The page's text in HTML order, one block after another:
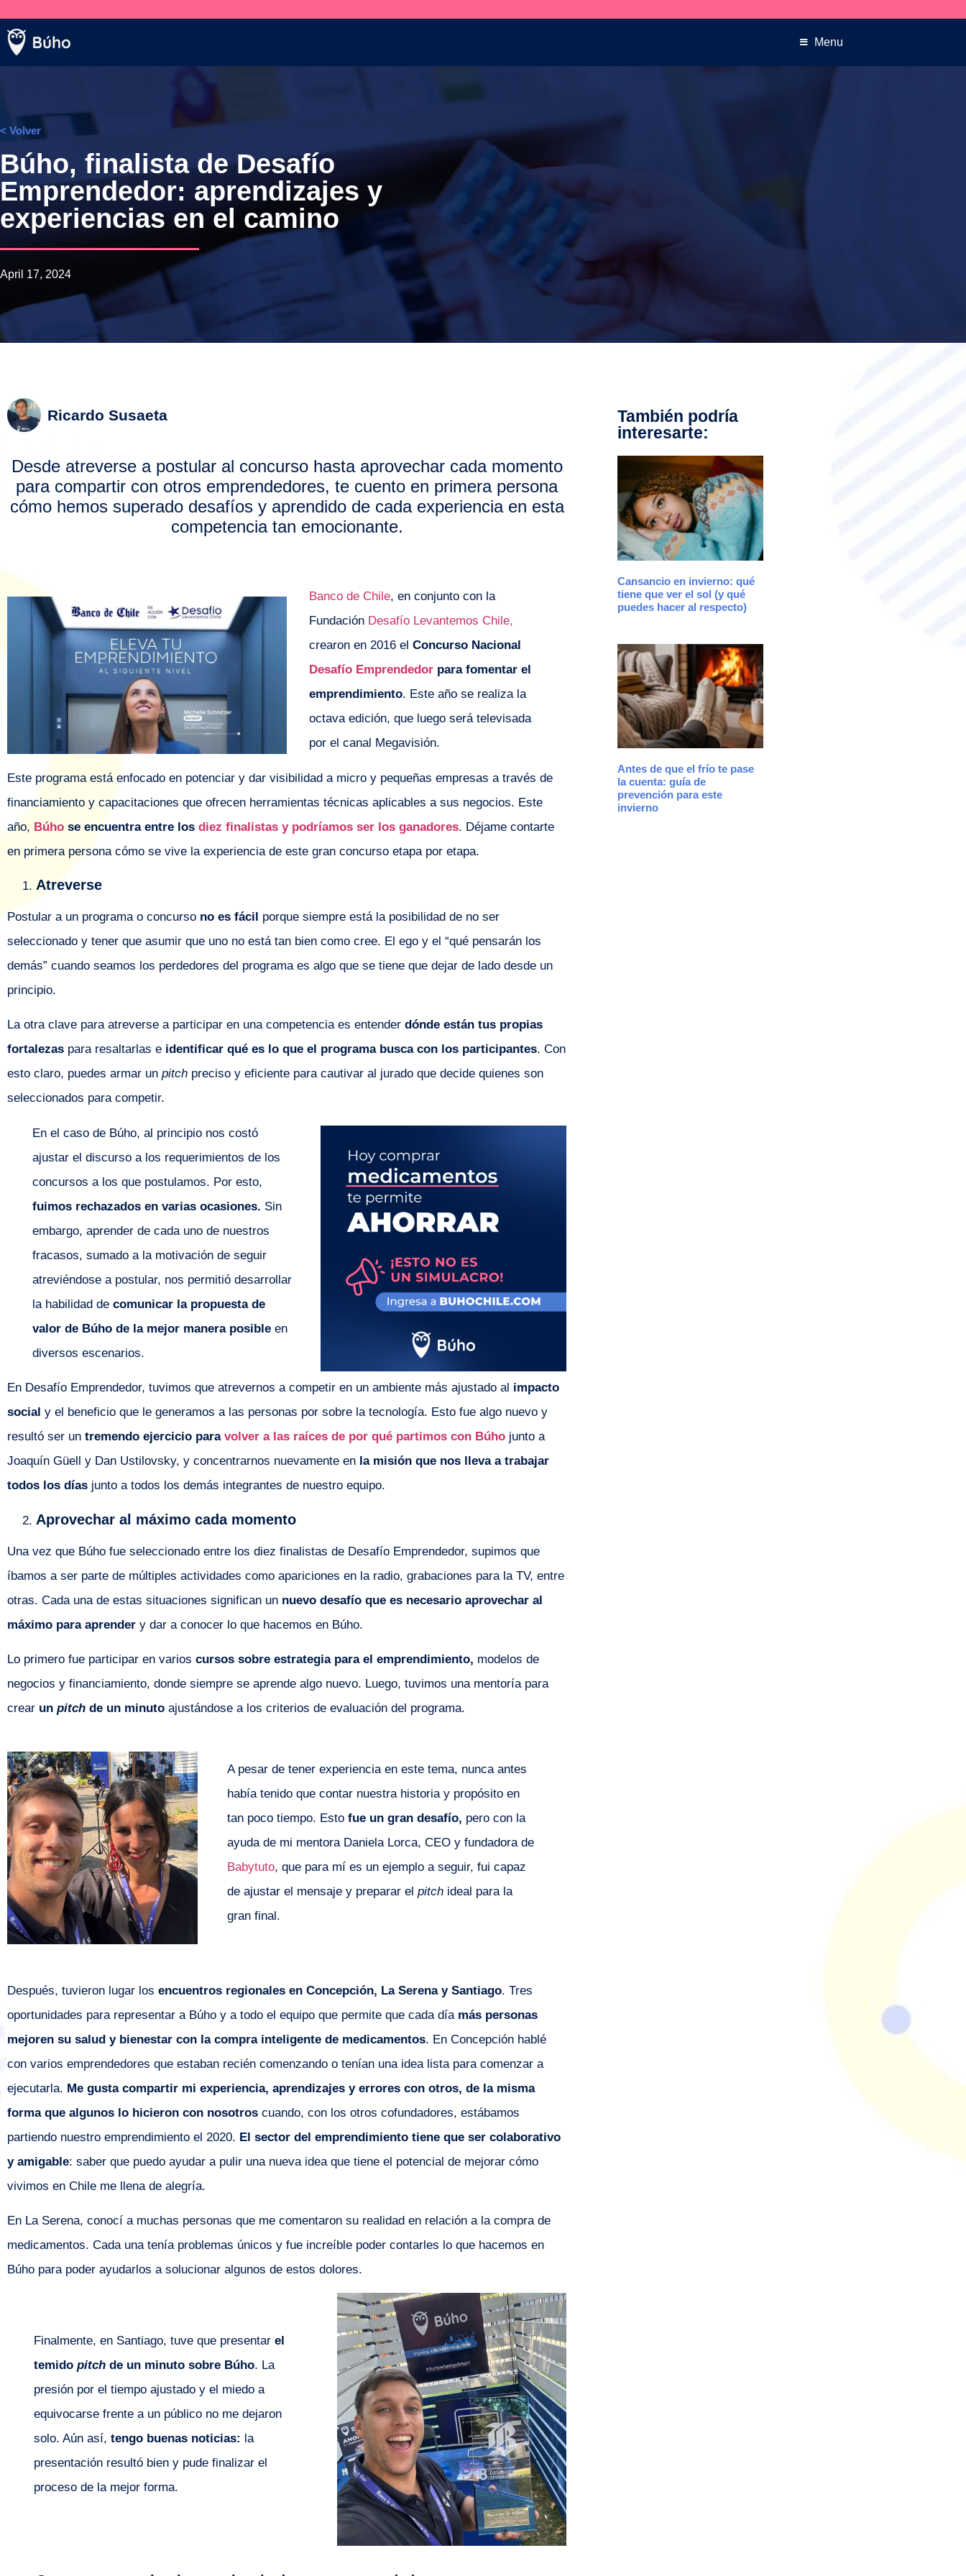
Menu
< Volver
Búho, finalista de Desafío
Emprendedor: aprendizajes y
experiencias en el camino
April 17, 2024
Ricardo Susaeta
Desde atreverse a postular al concurso hasta aprovechar cada momento
para compartir con otros emprendedores, te cuento en primera persona
cómo hemos superado desafíos y aprendido de cada experiencia en esta
competencia tan emocionante.
Banco de Chile, en conjunto con la
Fundación Desafío Levantemos Chile,
crearon en 2016 el Concurso Nacional
Desafío Emprendedor para fomentar el
emprendimiento. Este año se realiza la
octava edición, que luego será televisada
por el canal Megavisión.
Este programa está enfocado en potenciar y dar visibilidad a micro y pequeñas empresas a través de
financiamiento y capacitaciones que ofrecen herramientas técnicas aplicables a sus negocios. Este
año, Búho se encuentra entre los diez finalistas y podríamos ser los ganadores. Déjame contarte
en primera persona cómo se vive la experiencia de este gran concurso etapa por etapa.
Atreverse
Postular a un programa o concurso no es fácil porque siempre está la posibilidad de no ser
seleccionado y tener que asumir que uno no está tan bien como cree. El ego y el “qué pensarán los
demás” cuando seamos los perdedores del programa es algo que se tiene que dejar de lado desde un
principio.
La otra clave para atreverse a participar en una competencia es entender dónde están tus propias
fortalezas para resaltarlas e identificar qué es lo que el programa busca con los participantes. Con
esto claro, puedes armar un pitch preciso y eficiente para cautivar al jurado que decide quienes son
seleccionados para competir.
En el caso de Búho, al principio nos costó
ajustar el discurso a los requerimientos de los
concursos a los que postulamos. Por esto,
fuimos rechazados en varias ocasiones. Sin
embargo, aprender de cada uno de nuestros
fracasos, sumado a la motivación de seguir
atreviéndose a postular, nos permitió desarrollar
la habilidad de comunicar la propuesta de
valor de Búho de la mejor manera posibleen
diversos escenarios.
En Desafío Emprendedor, tuvimos que atrevernos a competir en un ambiente más ajustado al impacto
social y el beneficio que le generamos a las personas por sobre la tecnología. Esto fue algo nuevo y
resultó ser un tremendo ejercicio para volver a las raíces de por qué partimos con Búho junto a
Joaquín Güell y Dan Ustilovsky, y concentrarnos nuevamente en la misión que nos lleva a trabajar
todos los días junto a todos los demás integrantes de nuestro equipo.
Aprovechar al máximo cada momento
Una vez que Búho fue seleccionado entre los diez finalistas de Desafío Emprendedor, supimos que
íbamos a ser parte de múltiples actividades como apariciones en la radio, grabaciones para la TV, entre
otras. Cada una de estas situaciones significan un nuevo desafío que es necesario aprovechar al
máximo para aprender y dar a conocer lo que hacemos en Búho.
Lo primero fue participar en varios cursos sobre estrategia para el emprendimiento, modelos de
negocios y financiamiento, donde siempre se aprende algo nuevo. Luego, tuvimos una mentoría para
crear un pitch de un minuto ajustándose a los criterios de evaluación del programa.
A pesar de tener experiencia en este tema, nunca antes
había tenido que contar nuestra historia y propósito en
tan poco tiempo. Esto fue un gran desafío, pero con la
ayuda de mi mentora Daniela Lorca, CEO y fundadora de
Babytuto, que para mí es un ejemplo a seguir, fui capaz
de ajustar el mensaje y preparar el pitch ideal para la
gran final.
Después, tuvieron lugar los encuentros regionales en Concepción, La Serena y Santiago. Tres
oportunidades para representar a Búho y a todo el equipo que permite que cada día más personas
mejoren su salud y bienestar con la compra inteligente de medicamentos. En Concepción hablé
con varios emprendedores que estaban recién comenzando o tenían una idea lista para comenzar a
ejecutarla. Me gusta compartir mi experiencia, aprendizajes y errores con otros, de la misma
forma que algunos lo hicieron con nosotros cuando, con los otros cofundadores, estábamos
partiendo nuestro emprendimiento el 2020. El sector del emprendimiento tiene que ser colaborativo
y amigable: saber que puedo ayudar a pulir una nueva idea que tiene el potencial de mejorar cómo
vivimos en Chile me llena de alegría.
En La Serena, conocí a muchas personas que me comentaron su realidad en relación a la compra de
medicamentos. Cada una tenía problemas únicos y fue increíble poder contarles lo que hacemos en
Búho para poder ayudarlos a solucionar algunos de estos dolores.
Finalmente, en Santiago, tuve que presentar el
temidopitchde un minuto sobre Búho. La
presión por el tiempo ajustado y el miedo a
equivocarse frente a un público no me dejaron
solo. Aún así, tengo buenas noticias: la
presentación resultó bien y pude finalizar el
proceso de la mejor forma.
También podría
interesarte:
Cansancio en invierno: qué
tiene que ver el sol (y qué
puedes hacer al respecto)
Antes de que el frío te pase
la cuenta: guía de
prevención para este
invierno